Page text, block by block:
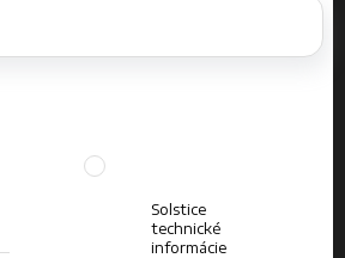
Solstice
technické
informácie